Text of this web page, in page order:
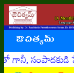
ఔచిత్యమ్
పేరుతో